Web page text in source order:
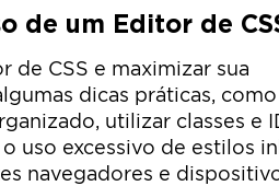
de um Editor de
de CSS e maximizar sua
dicas práticas, como
utilizar classes e
uso excessivo de estilos
navegadores e